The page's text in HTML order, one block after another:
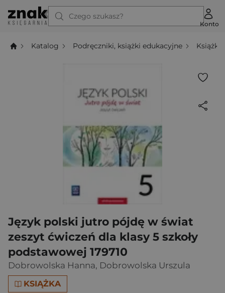
Czego szukasz?
Konto
Katalog Podręczniki, książki edukacyjne Książki
Język polski jutro pójdę w świat
zeszyt ćwiczeń dla klasy 5 szkoły
podstawowej 179710
Dobrowolska Hanna, Dobrowolska Urszula
KSIĄŻKA